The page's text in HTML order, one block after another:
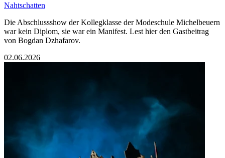
Nahtschatten
Die Abschlussshow der Kollegklasse der Modeschule Michelbeuern
war kein Diplom, sie war ein Manifest. Lest hier den Gastbeitrag
von Bogdan Dzhafarov.
02.06.2026